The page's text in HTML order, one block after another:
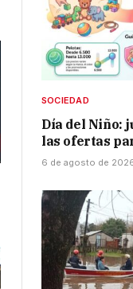
SOCIEDAD
Día del Niño:
las ofertas
6 de agosto de